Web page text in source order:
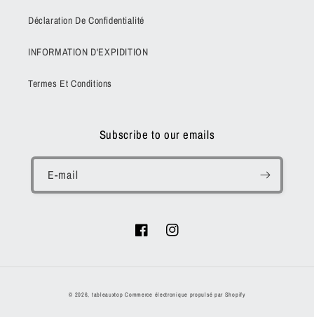
Déclaration De Confidentialité
INFORMATION D'EXPIDITION
Termes Et Conditions
Subscribe to our emails
E-mail
FacebookInstagram
© 2026, tableauxtop Commerce électronique propulsé par Shopify